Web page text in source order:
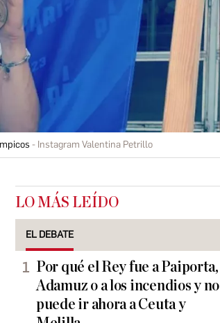
Instagram Valentina Petrillo
LO MÁS LEÍDO
EL DEBATE
Por qué el Rey fue a Paiporta,
Adamuz o a los incendios y no
puede ir ahora a Ceuta y